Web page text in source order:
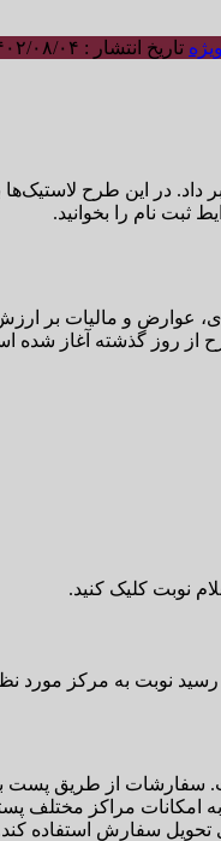
تاریخ انتشار : ۱۴۰۲/۰۸/۰۴ - ۷:۲۹
از روز گذشته آغاز شده
نوبت کلیک کنید.
نوبت به مرکز مورد
امکانات مراکز
تحویل سفارش استفاده